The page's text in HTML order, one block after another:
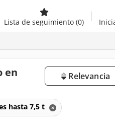
Lista de seguimiento (0)
en
Relevancia
hasta 7,5 t